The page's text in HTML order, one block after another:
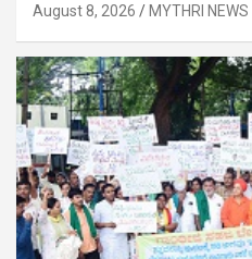
August 8, 2026 MYTHRI NEWS